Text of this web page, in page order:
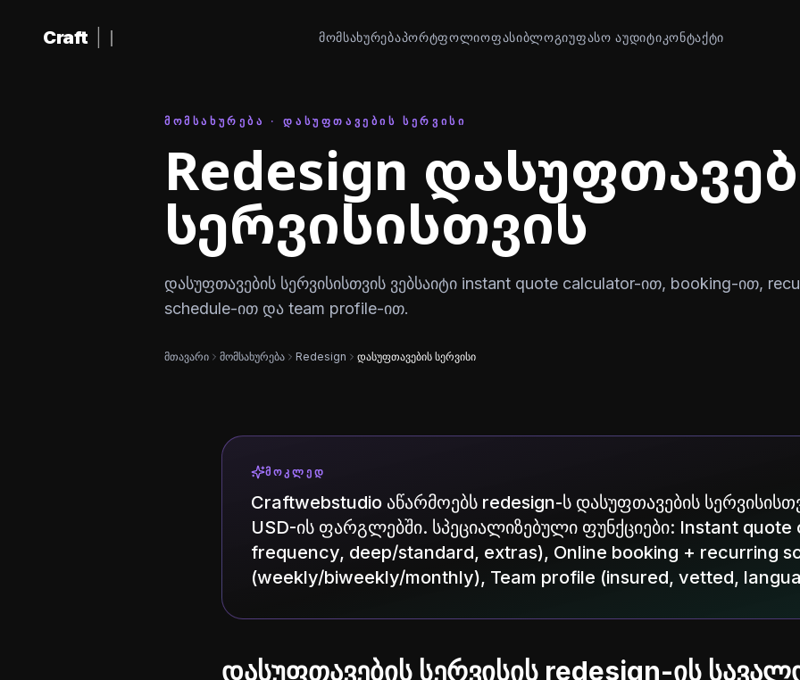
შინაარსზე გადასვლა
Craft ᲛᲝᲛᲡᲐᲮᲣᲠᲔᲑᲐᲞᲝᲠᲢᲤᲝᲚᲘᲝᲤᲐᲡᲘᲑᲚᲝᲒᲘᲣᲤᲐᲡᲝ ᲐᲣᲓᲘᲢᲘᲙᲝᲜᲢᲐᲥᲢᲘ
ᲛᲝᲛᲡᲐᲮᲣᲠᲔᲑᲐ · ᲓᲐᲡᲣᲤᲗᲐᲕᲔᲑᲘᲡ ᲡᲔᲠᲕᲘᲡᲘ
Redesign
სერვისისთვის
დასუფთავების სერვისისთვის ვებსაიტი instant quote calculator-ით, booking-ით,
schedule-ით და team profile-ით.
მთავარი მომსახურება Redesign დასუფთავების სერვისი
ᲛᲝᲙᲚᲔᲓ
Craftwebstudio აწარმოებს redesign-ს დასუფთავების
USD-ის ფარგლებში. სპეციალიზებული ფუნქციები: Instant
frequency, deep/standard, extras), Online booking + recurring
(weekly/biweekly/monthly), Team profile (insured, vetted,
დასუფთავების სერვისის redesign-ის